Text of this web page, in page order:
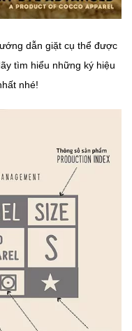
dẫn giặt cụ thể được
tìm hiểu những ký hiệu
nhé!